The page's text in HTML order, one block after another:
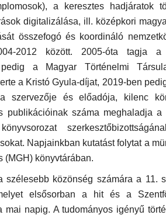
a keresztes hadjáratok
digitalizálása, ill. középkori
összefogó és koordináló
2012 között. 2005-óta tagja a
a Magyar Történelmi
a Kristó Gyula-díjat, 2019-ben
szervezője és előadója, kilenc
publikációinak száma meghaladja
Napjainkban kutatást folytat a
(MGH) könyvtárában.
szélesebb közönség számára a 11.
elsősorban a hit és a
napig. A tudományos igényű
Európa